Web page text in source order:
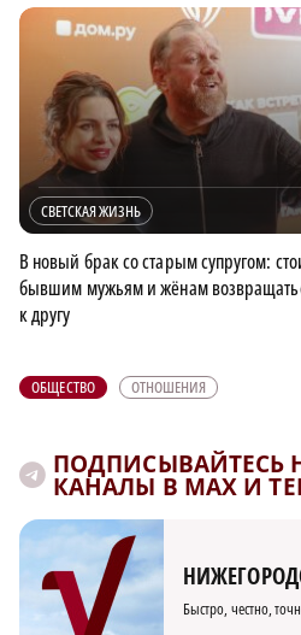
СВЕТСКАЯ ЖИЗНЬ
В новый брак со старым супругом:
бывшим мужьям и жёнам
к другу
ОБЩЕСТВО ОТНОШЕНИЯ
ПОДПИСЫВАЙТЕСЬ
КАНАЛЫ В MAX И
Быстро, честно,